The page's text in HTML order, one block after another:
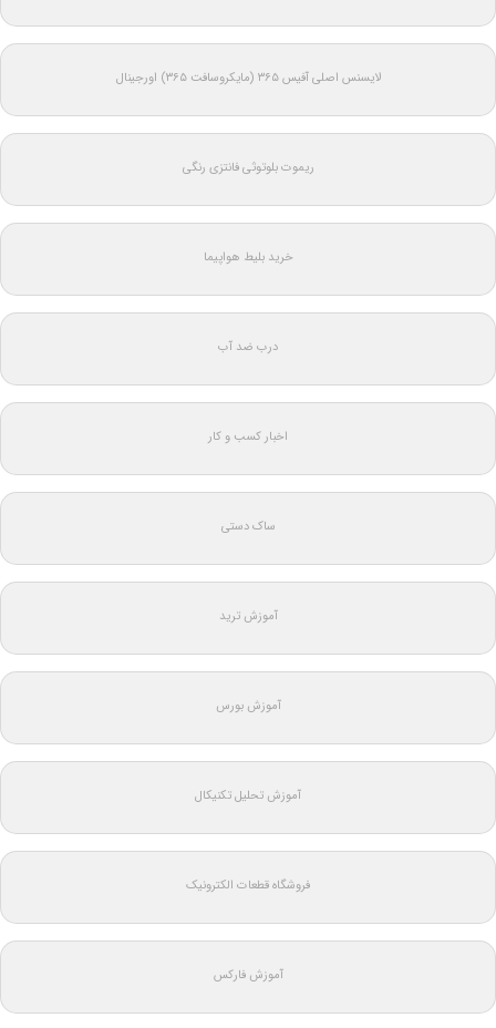
لایسنس اصلی آفیس ۳۶۵ (مایکروسافت ۳۶۵) اورجینال
ریموت بلوتوثی فانتزی رنگی
خرید بلیط هواپیما
درب ضد آب
اخبار کسب و کار
ساک دستی
آموزش ترید
آموزش بورس
آموزش تحلیل تکنیکال
فروشگاه قطعات الکترونیک
آموزش فارکس